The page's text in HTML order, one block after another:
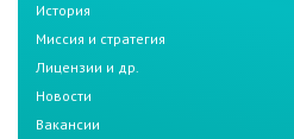
История
Миссия и стратегия
Лицензии и др.
Новости
Вакансии